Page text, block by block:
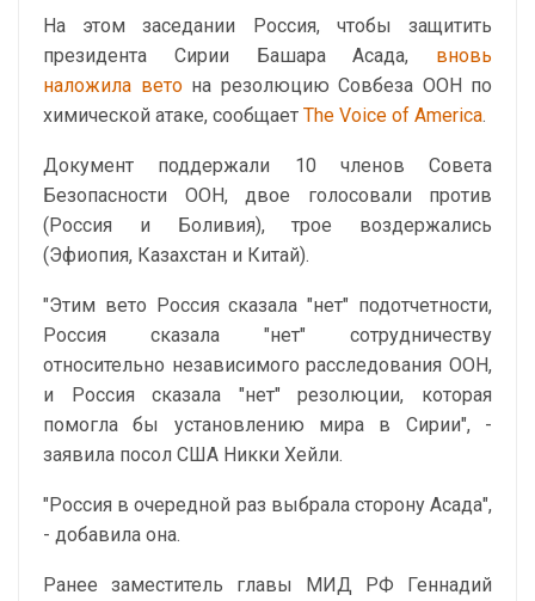
На этом заседании Россия, чтобы защитить
президента Сирии Башара Асада, вновь
наложила ветона резолюцию Совбеза ООН по
химической атаке, сообщает The Voice of America.
Документ поддержали 10 членов Совета
Безопасности ООН, двое голосовали против
(Россия и Боливия), трое воздержались
(Эфиопия, Казахстан и Китай).
"Этим вето Россия сказала "нет" подотчетности,
Россия сказала "нет" сотрудничеству
относительно независимого расследования ООН,
и Россия сказала "нет" резолюции, которая
помогла бы установлению мира в Сирии", -
заявила посол США Никки Хейли.
"Россия в очередной раз выбрала сторону Асада",
- добавила она.
Ранее заместитель главы МИД РФ Геннадий